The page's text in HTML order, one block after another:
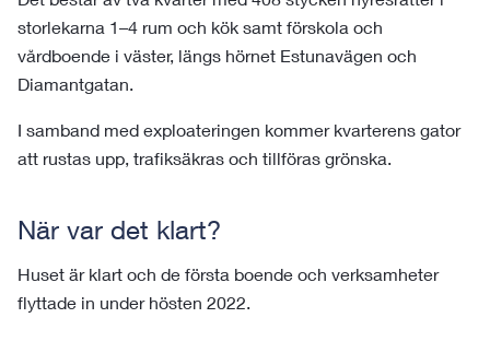
storlekarna 1–4 rum och kök samt förskola och
vårdboende i väster, längs hörnet Estunavägen och
Diamantgatan.
I samband med exploateringen kommer kvarterens gator
att rustas upp, trafiksäkras och tillföras grönska.
När var det klart?
Huset är klart och de första boende och verksamheter
flyttade in under hösten 2022.